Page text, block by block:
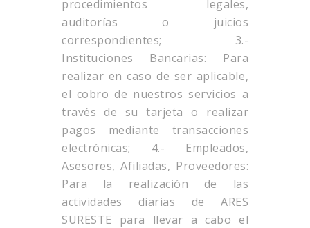
procedimientos legales,
auditorías o juicios
correspondientes; 3.-
Instituciones Bancarias: Para
realizar en caso de ser aplicable,
el cobro de nuestros servicios a
través de su tarjeta o realizar
pagos mediante transacciones
electrónicas; 4.- Empleados,
Asesores, Afiliadas, Proveedores:
Para la realización de las
actividades diarias de ARES
SURESTE para llevar a cabo el